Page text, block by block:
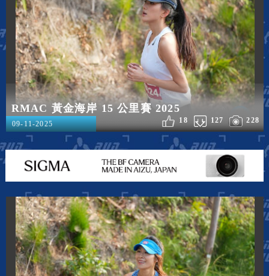
RMAC 黃金海岸 15 公里賽 2025
228
127
18
09-11-2025